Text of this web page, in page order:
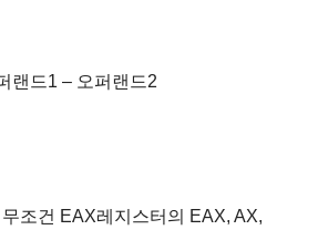
랜드1 – 오퍼랜드2
조건 EAX레지스터의 EAX, AX,